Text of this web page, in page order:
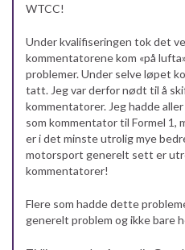
WTCC!
Under kvalifiseringen tok det
kommentatorene kom «på
problemer. Under selve løpet
tatt. Jeg var derfor nødt til å
kommentatorer. Jeg hadde
som kommentator til Formel 1,
er i det minste utrolig mye
motorsport generelt sett er
kommentatorer!
Flere som hadde dette
generelt problem og ikke bare